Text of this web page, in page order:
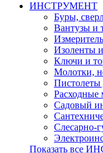
ИНСТРУМЕНТ
Буры,
Вантузы и
Изоленты
Ключи и
Молотки,
Пистолеты
Расходные
Садовый
Слесарно-
Показать все